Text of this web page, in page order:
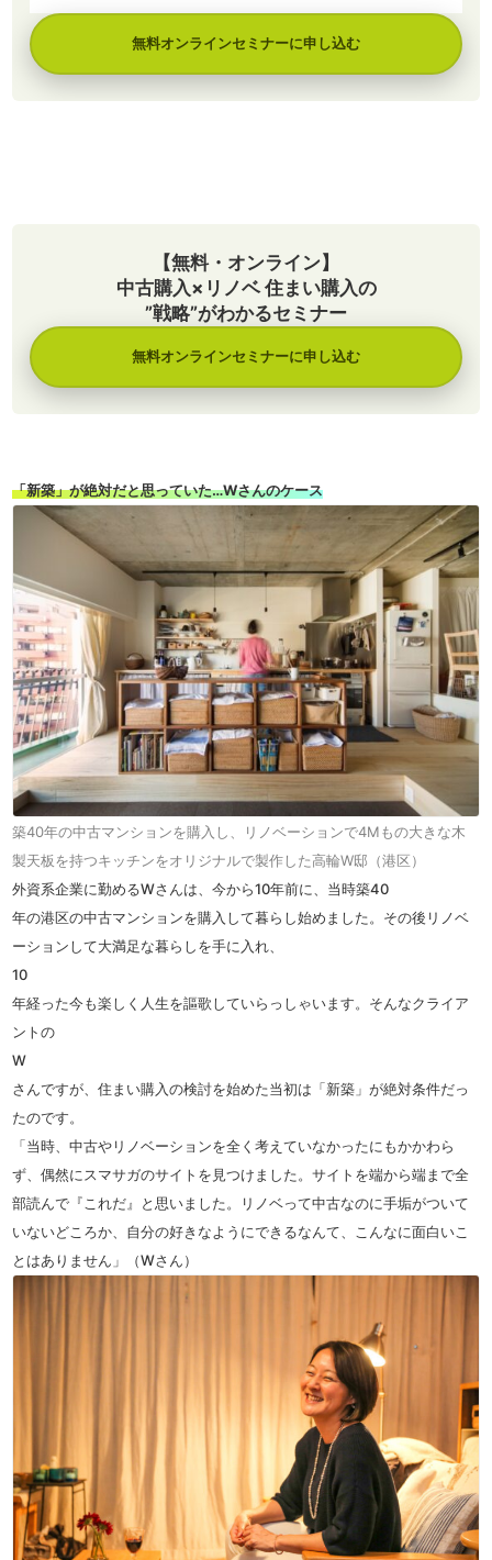
無料オンラインセミナーに申し込む
【無料・オンライン】
中古購入×リノベ 住まい購入の
”戦略”がわかるセミナー
無料オンラインセミナーに申し込む
「新築」が絶対だと思っていた…Wさんのケース
築40年の中古マンションを購入し、リノベーションで4Mもの大きな木
製天板を持つキッチンをオリジナルで製作した高輪W邸（港区）
外資系企業に勤めるWさんは、今から10年前に、当時築40
年の港区の中古マンションを購入して暮らし始めました。その後リノベ
ーションして大満足な暮らしを手に入れ、
10
年経った今も楽しく人生を謳歌していらっしゃいます。そんなクライア
ントの
W
さんですが、住まい購入の検討を始めた当初は「新築」が絶対条件だっ
たのです。
「当時、中古やリノベーションを全く考えていなかったにもかかわら
ず、偶然にスマサガのサイトを見つけました。サイトを端から端まで全
部読んで『これだ』と思いました。リノベって中古なのに手垢がついて
いないどころか、自分の好きなようにできるなんて、こんなに面白いこ
とはありません」（Wさん）